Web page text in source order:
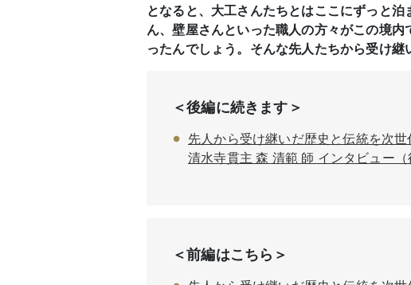
となると、大工さんたちとはここにずっと
ん、壁屋さんといった職人の方々がこの境
ったんでしょう。そんな先人たちから受け
＜後編に続きます＞
先人から受け継いだ歴史と伝統を次
清水寺貫主 森 清範 師 インタビュー（
＜前編はこちら＞